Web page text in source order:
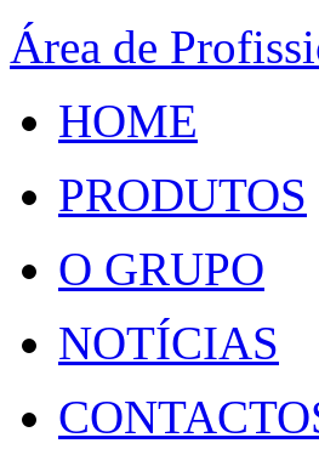
Área de
HOME
PRODUTOS
O GRUPO
NOTÍCIAS